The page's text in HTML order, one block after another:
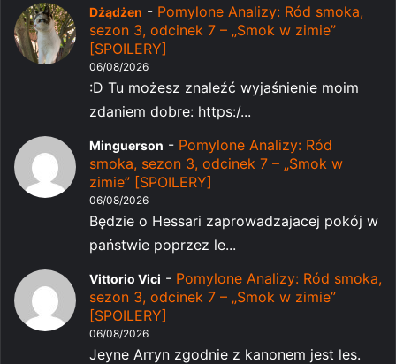
Dżądżen - Pomylone Analizy: Ród smoka,
sezon 3, odcinek 7 – „Smok w zimie”
[SPOILERY]
06/08/2026
:D Tu możesz znaleźć wyjaśnienie moim
zdaniem dobre: https:/...
Minguerson - Pomylone Analizy: Ród
smoka, sezon 3, odcinek 7 – „Smok w
zimie” [SPOILERY]
06/08/2026
Będzie o Hessari zaprowadzajacej pokój w
państwie poprzez le...
Vittorio Vici - Pomylone Analizy: Ród smoka,
sezon 3, odcinek 7 – „Smok w zimie”
[SPOILERY]
06/08/2026
Jeyne Arryn zgodnie z kanonem jest les.